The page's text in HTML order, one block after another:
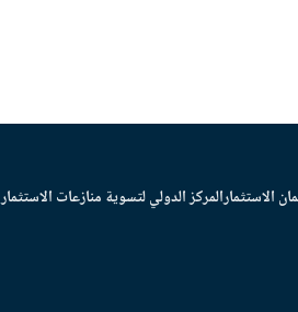
الاستثمارالمركز الدولي لتسوية منازعات الاستثمار